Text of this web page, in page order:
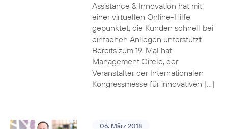
Assistance & Innovation hat mit
einer virtuellen Online-Hilfe
gepunktet, die Kunden schnell bei
einfachen Anliegen unterstützt.
Bereits zum 19. Mal hat
Management Circle, der
Veranstalter der Internationalen
Kongressmesse für innovativen […]
06. März 2018